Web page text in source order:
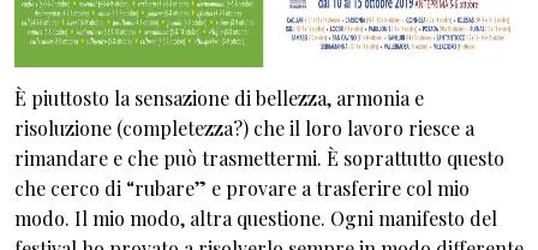
È piuttosto la sensazione di bellezza, armonia e
risoluzione (completezza?) che il loro lavoro riesce a
rimandare e che può trasmettermi. È soprattutto questo
che cerco di “rubare” e provare a trasferire col mio
modo. Il mio modo, altra questione. Ogni manifesto del